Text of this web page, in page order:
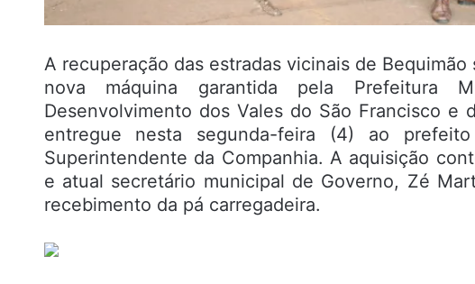
A recuperação das estradas vicinais de
nova máquina garantida pela Prefeitura
Desenvolvimento dos Vales do São Francisco e
entregue nesta segunda-feira (4) ao
Superintendente da Companhia. A aquisição
e atual secretário municipal de Governo, Zé
recebimento da pá carregadeira.